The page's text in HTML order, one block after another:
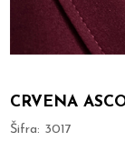
CRVENA
Šifra: 3017